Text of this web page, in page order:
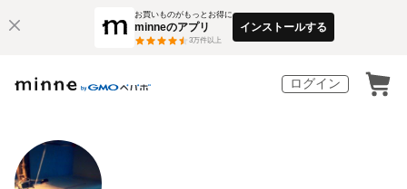
お買いものがもっとお得に
minneのアプリ
3万件以上
インストールする
ログイン